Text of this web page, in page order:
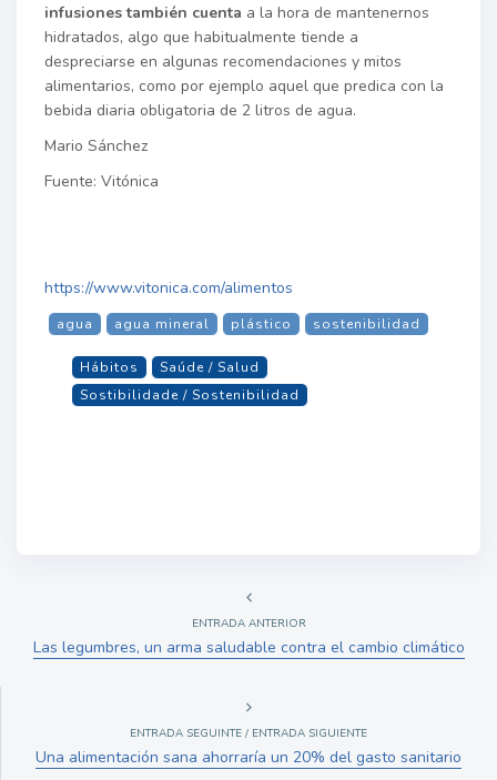
infusiones también cuenta a la hora de mantenernos
hidratados, algo que habitualmente tiende a
despreciarse en algunas recomendaciones y mitos
alimentarios, como por ejemplo aquel que predica con la
bebida diaria obligatoria de 2 litros de agua.
Mario Sánchez
Fuente: Vitónica
https://www.vitonica.com/alimentos
agua agua mineral plástico sostenibilidad
Hábitos
Saúde / Salud
Sostibilidade / Sostenibilidad
ENTRADA ANTERIOR
Las legumbres, un arma saludable contra el cambio climático
ENTRADA SEGUINTE / ENTRADA SIGUIENTE
Una alimentación sana ahorraría un 20% del gasto sanitario